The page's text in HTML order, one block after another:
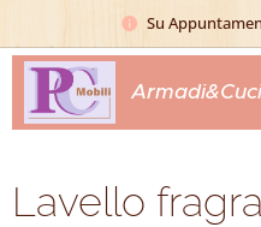
Su
Lavello